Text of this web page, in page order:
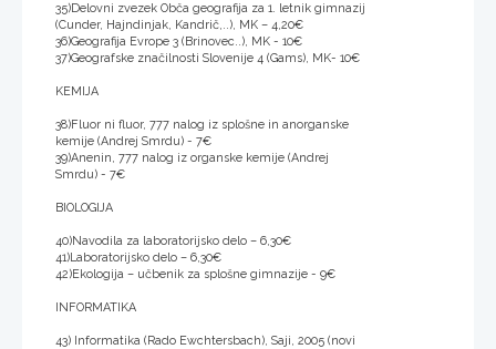
35)Delovni zvezek Obča geografija za 1. letnik gimnazij
(Cunder, Hajndinjak, Kandrič,..), MK – 4,20€
36)Geografija Evrope 3 (Brinovec..), MK - 10€
37)Geografske značilnosti Slovenije 4 (Gams), MK- 10€
KEMIJA
38)Fluor ni fluor, 777 nalog iz splošne in anorganske
kemije (Andrej Smrdu) - 7€
39)Anenin, 777 nalog iz organske kemije (Andrej
Smrdu) - 7€
BIOLOGIJA
40)Navodila za laboratorijsko delo – 6,30€
41)Laboratorijsko delo – 6,30€
42)Ekologija – učbenik za splošne gimnazije - 9€
INFORMATIKA
43) Informatika (Rado Ewchtersbach), Saji, 2005 (novi